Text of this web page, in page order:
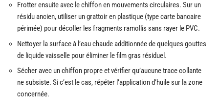
Frotter ensuite avec le chiffon en mouvements circulaires. Sur un
résidu ancien, utiliser un grattoir en plastique (type carte bancaire
périmée) pour décoller les fragments ramollis sans rayer le PVC.
Nettoyer la surface à l’eau chaude additionnée de quelques gouttes
de liquide vaisselle pour éliminer le film gras résiduel.
Sécher avec un chiffon propre et vérifier qu’aucune trace collante
ne subsiste. Si c’est le cas, répéter l’application d’huile sur la zone
concernée.